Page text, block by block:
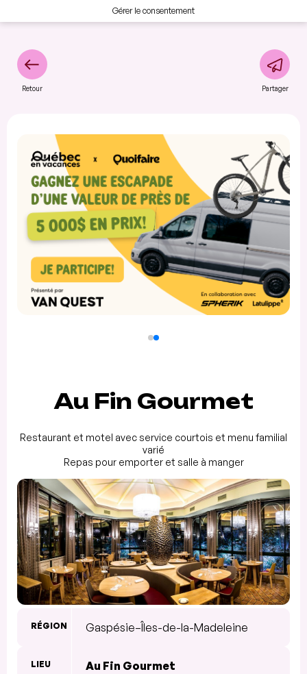
Gérer le consentement
Retour Partager
Au Fin Gourmet
Restaurant et motel avec service courtois et menu familial
varié
Repas pour emporter et salle à manger
RÉGION Gaspésie–Îles-de-la-Madeleine
LIEU
Au Fin Gourmet